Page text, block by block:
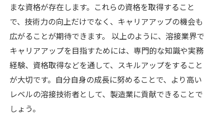
まな資格が存在します。これらの資格を取得すること
で、技術力の向上だけでなく、キャリアアップの機会も
広がることが期待できます。 以上のように、溶接業界で
キャリアアップを目指すためには、専門的な知識や実務
経験、資格取得などを通して、スキルアップをすること
が大切です。自分自身の成長に努めることで、より高い
レベルの溶接技術者として、製造業に貢献できることで
しょう。